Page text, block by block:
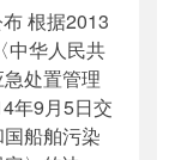
根据2013
中华人民共
处置管理
年9月5日交
船舶污染